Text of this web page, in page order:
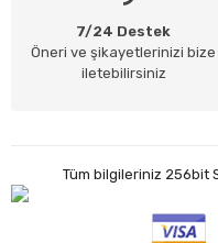
7/24 Destek
Öneri ve şikayetlerinizi bize
iletebilirsiniz
Tüm bilgileriniz 256bit